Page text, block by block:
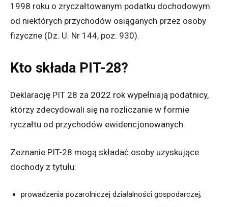
1998 roku o zryczałtowanym podatku dochodowym
od niektórych przychodów osiąganych przez osoby
fizyczne (Dz. U. Nr 144, poz. 930).
Kto składa PIT-28?
Deklarację PIT 28 za 2022 rok wypełniają podatnicy,
którzy zdecydowali się na rozliczanie w formie
ryczałtu od przychodów ewidencjonowanych.
Zeznanie PIT-28 mogą składać osoby uzyskujące
dochody z tytułu:
prowadzenia pozarolniczej działalności gospodarczej;